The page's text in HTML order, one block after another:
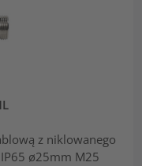
z niklowanego
ø25mm M25